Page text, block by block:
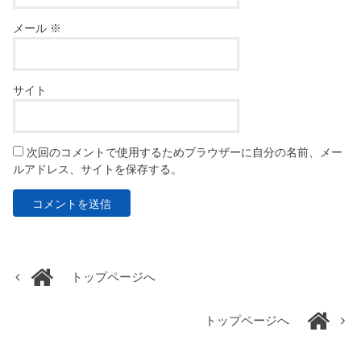
メール ※
サイト
次回のコメントで使用するためブラウザーに自分の名前、メー
ルアドレス、サイトを保存する。
トップページへ
トップページへ